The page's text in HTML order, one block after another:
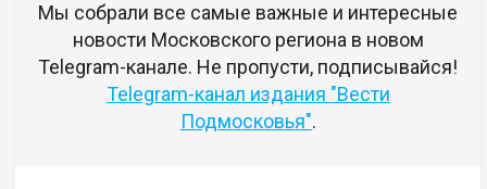
Мы собрали все самые важные и интересные
новости Московского региона в новом
Telegram-канале. Не пропусти, подписывайся!
Telegram-канал издания "Вести
Подмосковья".